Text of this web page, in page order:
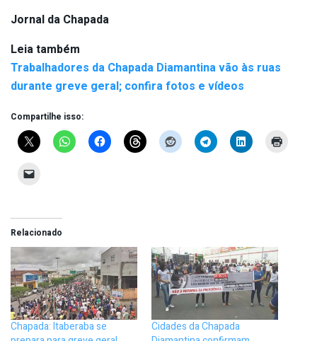
Jornal da Chapada
Leia também
Trabalhadores da Chapada Diamantina vão às ruas
durante greve geral; confira fotos e vídeos
Compartilhe isso:
Relacionado
Chapada: Itaberaba se
Cidades da Chapada